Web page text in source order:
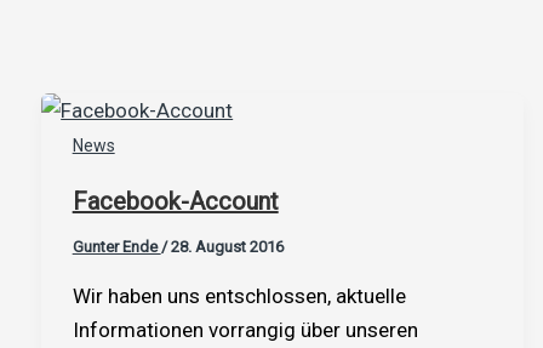
News
Facebook-Account
Gunter Ende /28. August 2016
Wir haben uns entschlossen, aktuelle
Informationen vorrangig über unseren